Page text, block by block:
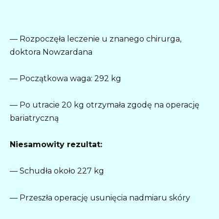
— Rozpoczęła leczenie u znanego chirurga,
doktora Nowzardana
— Początkowa waga: 292 kg
— Po utracie 20 kg otrzymała zgodę na operację
bariatryczną
Niesamowity rezultat:
— Schudła około 227 kg
— Przeszła operację usunięcia nadmiaru skóry